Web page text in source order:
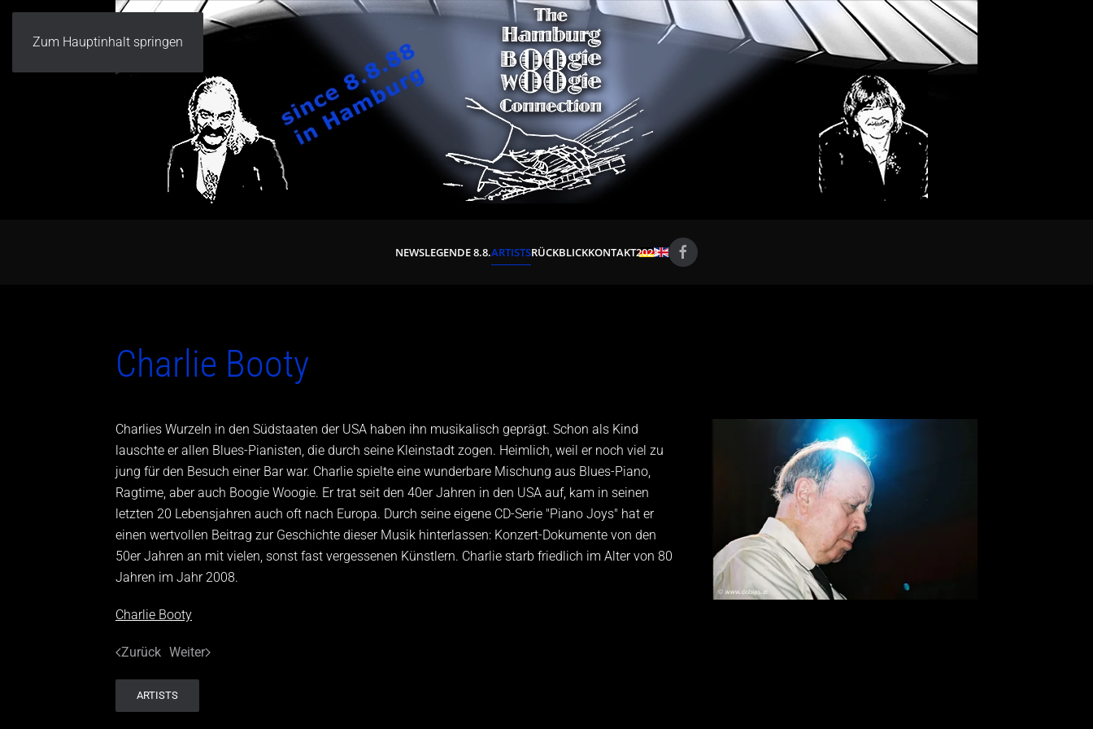
Zum Hauptinhalt springen
NEWSLEGENDE 8.8.ARTISTSRÜCKBLICKKONTAKT2023
Charlie Booty
Charlies Wurzeln in den Südstaaten der USA haben ihn musikalisch geprägt. Schon als Kind
lauschte er allen Blues-Pianisten, die durch seine Kleinstadt zogen. Heimlich, weil er noch viel zu
jung für den Besuch einer Bar war. Charlie spielte eine wunderbare Mischung aus Blues-Piano,
Ragtime, aber auch Boogie Woogie. Er trat seit den 40er Jahren in den USA auf, kam in seinen
letzten 20 Lebensjahren auch oft nach Europa. Durch seine eigene CD-Serie "Piano Joys" hat er
einen wertvollen Beitrag zur Geschichte dieser Musik hinterlassen: Konzert-Dokumente von den
50er Jahren an mit vielen, sonst fast vergessenen Künstlern. Charlie starb friedlich im Alter von 80
Jahren im Jahr 2008.
Charlie Booty
Zurück Weiter
ARTISTS